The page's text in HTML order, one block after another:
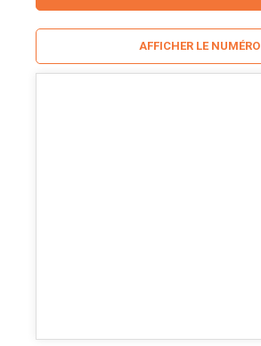
AFFICHER LE NUMÉRO